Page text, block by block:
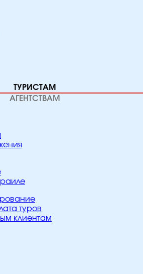
ТУРИСТАМ
АГЕНТСТВАМ
туров
клиентам